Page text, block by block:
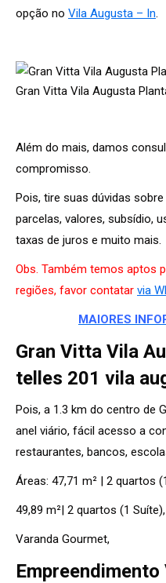
opção no Vila Augusta – In.
Gran Vitta Vila Augusta
Além do mais, damos
compromisso.
Pois, tire suas dúvidas
parcelas, valores, subsídio,
taxas de juros e muito mais.
Obs. Também temos aptos
regiões, favor contatar via
MAIORES
Gran Vitta Vila
telles 201 vila
Pois, a 1.3 km do centro de
anel viário, fácil acesso a
restaurantes, bancos,
Áreas: 47,71 m² | 2 quartos
49,89 m²| 2 quartos (1 Suíte),
Varanda Gourmet,